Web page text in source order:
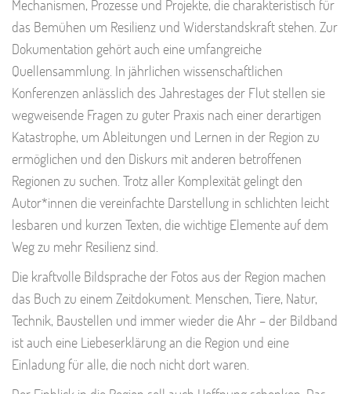
Mechanismen, Prozesse und Projekte, die charakteristisch für
das Bemühen um Resilienz und Widerstandskraft stehen. Zur
Dokumentation gehört auch eine umfangreiche
Quellensammlung. In jährlichen wissenschaftlichen
Konferenzen anlässlich des Jahrestages der Flut stellen sie
wegweisende Fragen zu guter Praxis nach einer derartigen
Katastrophe, um Ableitungen und Lernen in der Region zu
ermöglichen und den Diskurs mit anderen betroffenen
Regionen zu suchen. Trotz aller Komplexität gelingt den
Autor*innen die vereinfachte Darstellung in schlichten leicht
lesbaren und kurzen Texten, die wichtige Elemente auf dem
Weg zu mehr Resilienz sind.
Die kraftvolle Bildsprache der Fotos aus der Region machen
das Buch zu einem Zeitdokument. Menschen, Tiere, Natur,
Technik, Baustellen und immer wieder die Ahr – der Bildband
ist auch eine Liebeserklärung an die Region und eine
Einladung für alle, die noch nicht dort waren.